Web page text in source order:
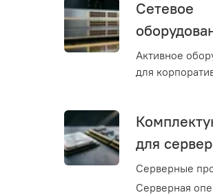
Сетевое
Активное
для
для
Серверные
Серверная